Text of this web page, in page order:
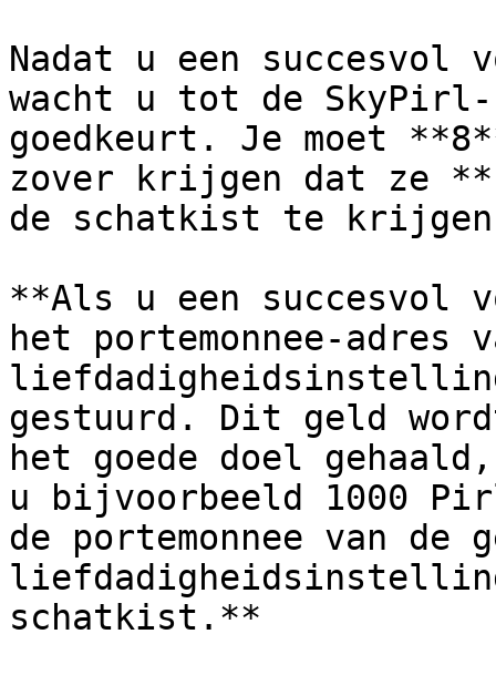
Nadat u een succesvol
wacht u tot de SkyPirl-
goedkeurt. Je moet
zover krijgen dat ze
de schatkist te
**Als u een succesvol
het portemonnee-adres
gestuurd. Dit geld
het goede doel
u bijvoorbeeld 1000
de portemonnee van de
schatkist.**